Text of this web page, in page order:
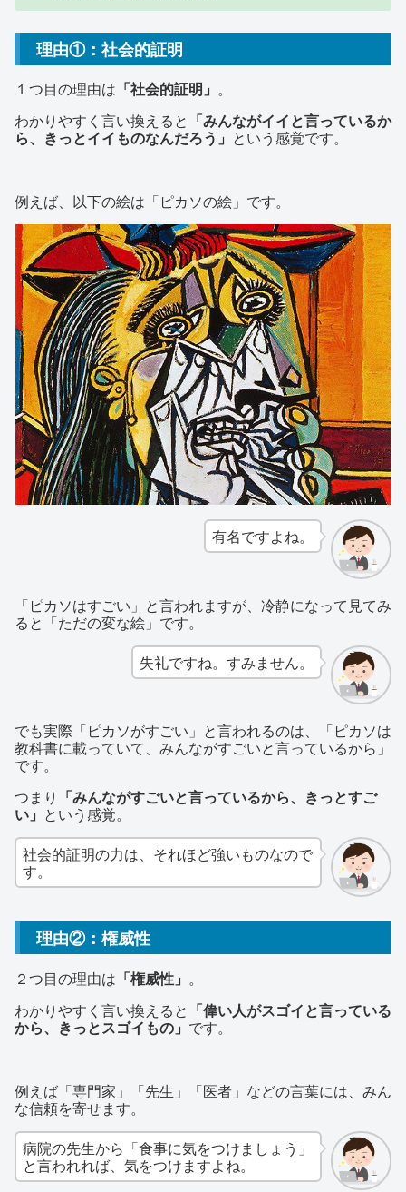
理由①：社会的証明
１つ目の理由は 「社会的証明」 。
わかりやすく言い換えると 「みんながイイと言っているか
ら、きっとイイものなんだろう」 という感覚です。
例えば、以下の絵は「ピカソの絵」です。
有名ですよね。
「ピカソはすごい」と言われますが、冷静になって見てみ
ると「ただの変な絵」です。
失礼ですね。すみません。
でも実際「ピカソがすごい」と言われるのは、「ピカソは
教科書に載っていて、みんながすごいと言っているから」
です。
つまり 「みんながすごいと言っているから、きっとすご
い」 という感覚。
社会的証明の力は、それほど強いものなので
す。
理由②：権威性
２つ目の理由は 「権威性」 。
わかりやすく言い換えると 「偉い人がスゴイと言っている
から、きっとスゴイもの」 です。
例えば「専門家」「先生」「医者」などの言葉には、みん
な信頼を寄せます。
病院の先生から「食事に気をつけましょう」
と言われれば、気をつけますよね。